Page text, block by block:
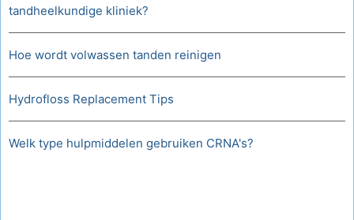
tandheelkundige kliniek?
Hoe wordt volwassen tanden reinigen
Hydrofloss Replacement Tips
Welk type hulpmiddelen gebruiken CRNA's?